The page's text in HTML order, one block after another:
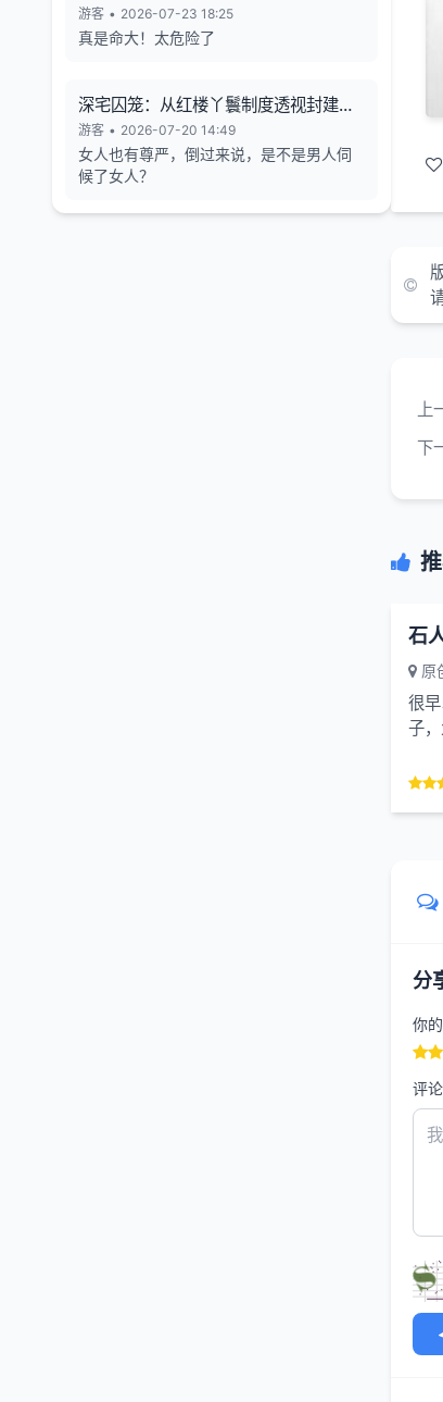
记》的原型
游客 • 2026-07-23 18:25
真是命大！太危险了
深宅囚笼：从红楼丫鬟制度透视封建女
性的生存异化与人格消解
游客 • 2026-07-20 14:49
女人也有尊严，倒过来说，是不是男人伺
候了女人？
上
下
石
原
很
子
分
你
评